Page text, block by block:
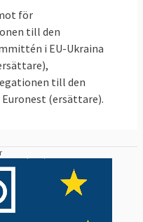
för
till den
i EU-Ukraina
till den
(ersättare).